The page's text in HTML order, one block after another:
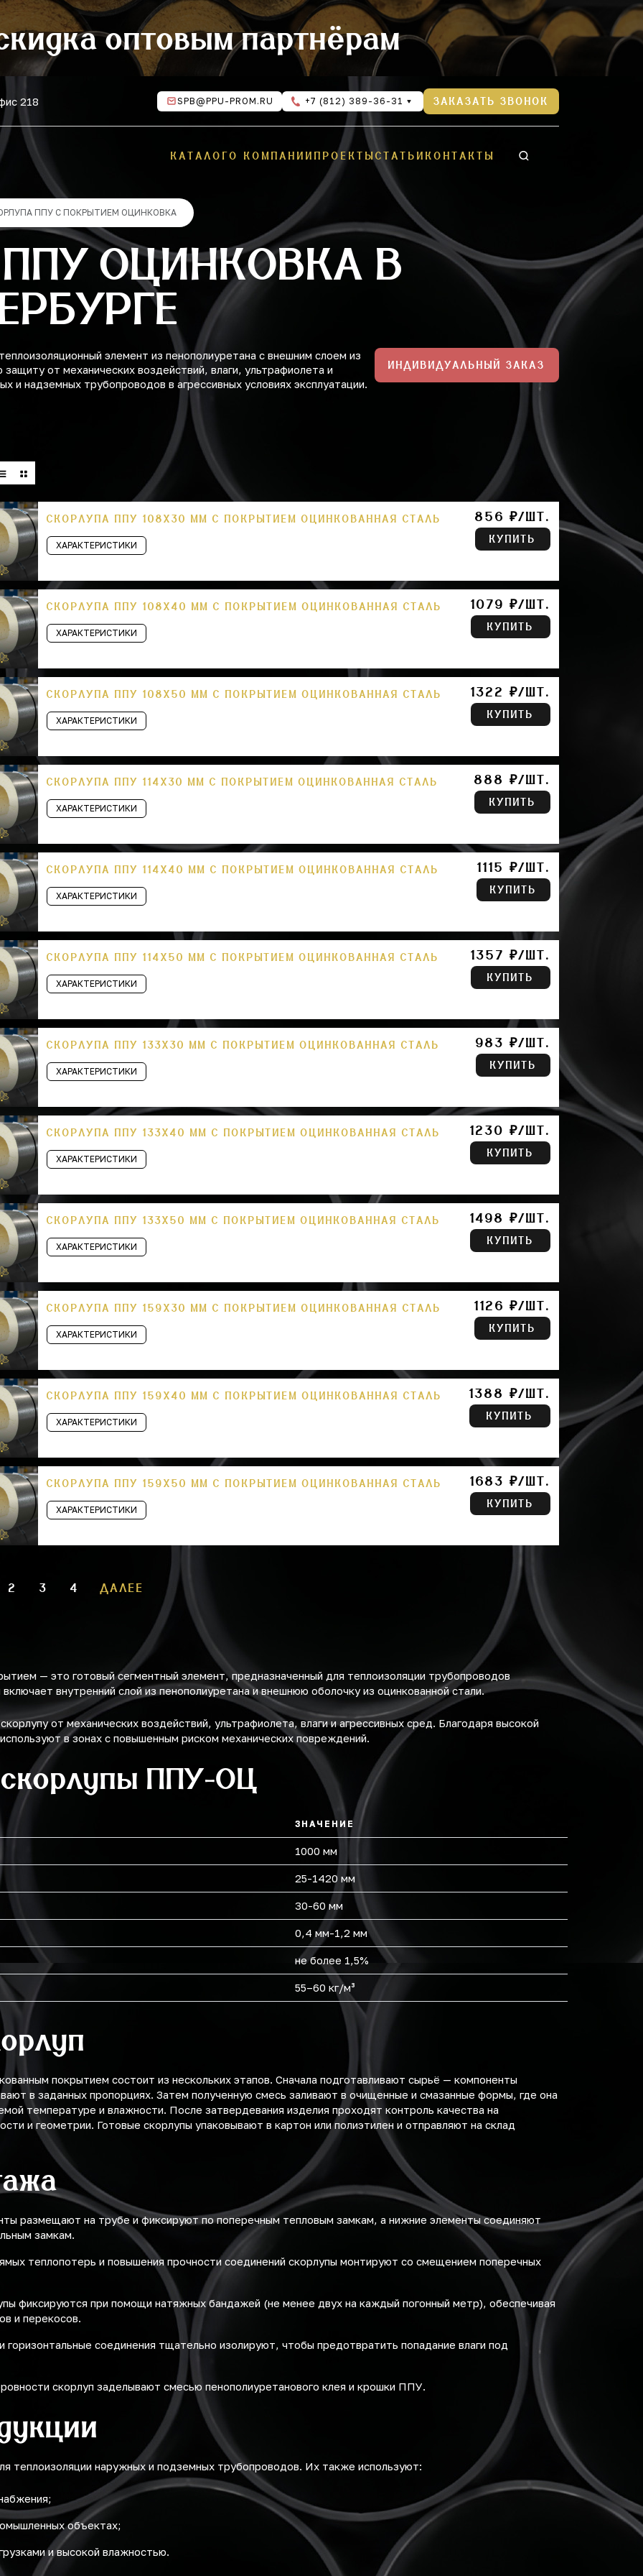
оптовым партнёрам
218 SPB@PPU-PROM.RU +7 (812) 389-36-31 ЗАКАЗАТЬ ЗВОНОК
КАТАЛОГО КОМПАНИИ ПРОЕКТЫСТАТЬИ КОНТАКТЫ
ППУ С ПОКРЫТИЕМ ОЦИНКОВКА
ОЦИНКОВКА В
элемент из пенополиуретана с внешним слоем из
от механических воздействий, влаги, ультрафиолета и
и надземных трубопроводов в агрессивных условиях эксплуатации.
ИНДИВИДУАЛЬНЫЙ ЗАКАЗ
СКОРЛУПА ППУ 108Х30 ММ С ПОКРЫТИЕМ ОЦИНКОВАННАЯ СТАЛЬ
ХАРАКТЕРИСТИКИ
856 ₽/ШТ.
КУПИТЬ
СКОРЛУПА ППУ 108Х40 ММ С ПОКРЫТИЕМ ОЦИНКОВАННАЯ СТАЛЬ
ХАРАКТЕРИСТИКИ
1079 ₽/ШТ.
КУПИТЬ
СКОРЛУПА ППУ 108Х50 ММ С ПОКРЫТИЕМ ОЦИНКОВАННАЯ СТАЛЬ
ХАРАКТЕРИСТИКИ
1322 ₽/ШТ.
КУПИТЬ
СКОРЛУПА ППУ 114Х30 ММ С ПОКРЫТИЕМ ОЦИНКОВАННАЯ СТАЛЬ
ХАРАКТЕРИСТИКИ
888 ₽/ШТ.
КУПИТЬ
СКОРЛУПА ППУ 114Х40 ММ С ПОКРЫТИЕМ ОЦИНКОВАННАЯ СТАЛЬ
ХАРАКТЕРИСТИКИ
1115 ₽/ШТ.
КУПИТЬ
СКОРЛУПА ППУ 114Х50 ММ С ПОКРЫТИЕМ ОЦИНКОВАННАЯ СТАЛЬ
ХАРАКТЕРИСТИКИ
1357 ₽/ШТ.
КУПИТЬ
СКОРЛУПА ППУ 133Х30 ММ С ПОКРЫТИЕМ ОЦИНКОВАННАЯ СТАЛЬ
ХАРАКТЕРИСТИКИ
983 ₽/ШТ.
КУПИТЬ
СКОРЛУПА ППУ 133Х40 ММ С ПОКРЫТИЕМ ОЦИНКОВАННАЯ СТАЛЬ
ХАРАКТЕРИСТИКИ
1230 ₽/ШТ.
КУПИТЬ
СКОРЛУПА ППУ 133Х50 ММ С ПОКРЫТИЕМ ОЦИНКОВАННАЯ СТАЛЬ
ХАРАКТЕРИСТИКИ
1498 ₽/ШТ.
КУПИТЬ
СКОРЛУПА ППУ 159Х30 ММ С ПОКРЫТИЕМ ОЦИНКОВАННАЯ СТАЛЬ
ХАРАКТЕРИСТИКИ
1126 ₽/ШТ.
КУПИТЬ
СКОРЛУПА ППУ 159Х40 ММ С ПОКРЫТИЕМ ОЦИНКОВАННАЯ СТАЛЬ
ХАРАКТЕРИСТИКИ
1388 ₽/ШТ.
КУПИТЬ
СКОРЛУПА ППУ 159Х50 ММ С ПОКРЫТИЕМ ОЦИНКОВАННАЯ СТАЛЬ
ХАРАКТЕРИСТИКИ
1683 ₽/ШТ.
КУПИТЬ
2 3 4 ДАЛЕЕ
— это готовый сегментный элемент, предназначенный для теплоизоляции трубопроводов
внутренний слой из пенополиуретана и внешнюю оболочку из оцинкованной стали.
от механических воздействий, ультрафиолета, влаги и агрессивных сред. Благодаря высокой
в зонах с повышенным риском механических повреждений.
скорлупы ППУ-ОЦ
ЗНАЧЕНИЕ
1000 мм
25-1420 мм
30-60 мм
0,4 мм-1,2 мм
не более 1,5%
55–60 кг/м³
покрытием состоит из нескольких этапов. Сначала подготавливают сырьё — компоненты
в заданных пропорциях. Затем полученную смесь заливают в очищенные и смазанные формы, где она
температуре и влажности. После затвердевания изделия проходят контроль качества на
и геометрии. Готовые скорлупы упаковывают в картон или полиэтилен и отправляют на склад
размещают на трубе и фиксируют по поперечным тепловым замкам, а нижние элементы соединяют
замкам.
теплопотерь и повышения прочности соединений скорлупы монтируют со смещением поперечных
фиксируются при помощи натяжных бандажей (не менее двух на каждый погонный метр), обеспечивая
и перекосов.
горизонтальные соединения тщательно изолируют, чтобы предотвратить попадание влаги под
скорлуп заделывают смесью пенополиуретанового клея и крошки ППУ.
теплоизоляции наружных и подземных трубопроводов. Их также используют:
объектах;
и высокой влажностью.